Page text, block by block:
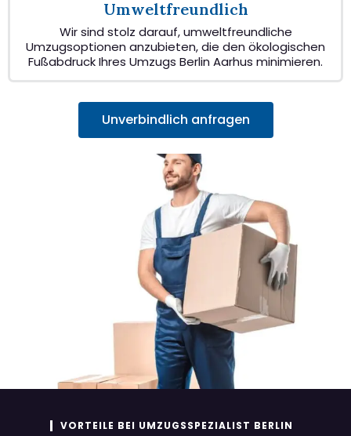
Umweltfreundlich
Wir sind stolz darauf, umweltfreundliche
Umzugsoptionen anzubieten, die den ökologischen
Fußabdruck Ihres Umzugs Berlin Aarhus minimieren.
Unverbindlich anfragen
VORTEILE BEI UMZUGSSPEZIALIST BERLIN